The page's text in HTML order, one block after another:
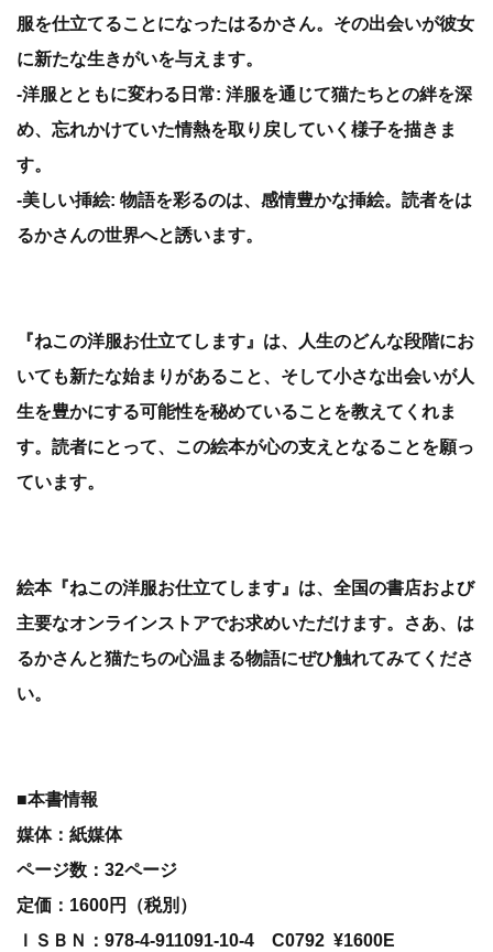
服を仕立てることになったはるかさん。その出会いが彼女
に新たな生きがいを与えます。
-洋服とともに変わる日常: 洋服を通じて猫たちとの絆を深
め、忘れかけていた情熱を取り戻していく様子を描きま
す。
-美しい挿絵: 物語を彩るのは、感情豊かな挿絵。読者をは
るかさんの世界へと誘います。
『ねこの洋服お仕立てします』は、人生のどんな段階にお
いても新たな始まりがあること、そして小さな出会いが人
生を豊かにする可能性を秘めていることを教えてくれま
す。読者にとって、この絵本が心の支えとなることを願っ
ています。
絵本『ねこの洋服お仕立てします』は、全国の書店および
主要なオンラインストアでお求めいただけます。さあ、は
るかさんと猫たちの心温まる物語にぜひ触れてみてくださ
い。
■本書情報
媒体：紙媒体
ページ数：32ページ
定価：1600円（税別）
ＩＳＢＮ：978-4-911091-10-4 C0792 ¥1600E